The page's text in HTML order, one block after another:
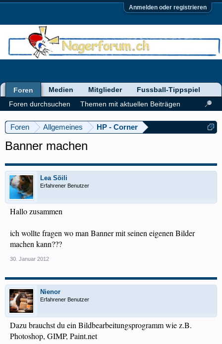
Anmelden oder registrieren
Foren Allgemeines HP - Corner
Banner machen
Lea Söili
Erfahrener Benutzer
Hallo zusammen
ich wollte fragen wo man Banner mit seinen eigenen Bilder
machen kann???
30. Januar 2012
Nienor
Erfahrener Benutzer
Dazu brauchst du ein Bildbearbeitungsprogramm wie z.B.
Photoshop, GIMP, Paint.net
Foren
Foren durchsuchen
Themen mit aktuellen Beiträgen
Medien Mitglieder Fussball-Tippspiel